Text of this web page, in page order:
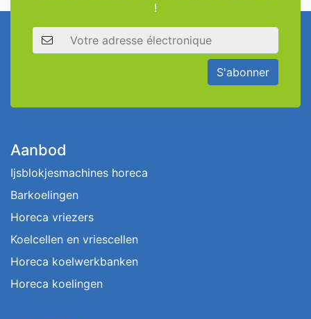
!
Adresse électronique
S'abonner
Aanbod
Ijsblokjesmachines horeca
Barkoelingen
Horeca vriezers
Koelcellen en vriescellen
Horeca koelwerkbanken
Horeca koelingen